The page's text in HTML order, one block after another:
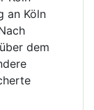
an Köln
dem